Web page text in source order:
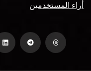
أراء المستخدمين